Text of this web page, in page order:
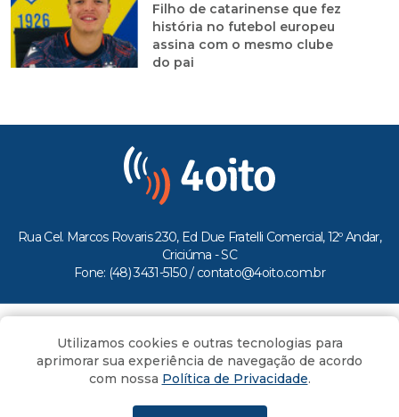
Filho de catarinense que fez
história no futebol europeu
assina com o mesmo clube
do pai
Rua Cel. Marcos Rovaris 230, Ed Due Fratelli Comercial, 12º Andar,
Criciúma - SC
Fone: (48) 3431-5150 / contato@4oito.com.br
Todos os direitos reservados ao Portal 4oito
Utilizamos cookies e outras tecnologias para
aprimorar sua experiência de navegação de acordo
com nossa Política de Privacidade.